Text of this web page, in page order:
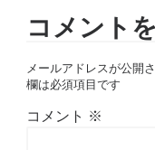
コメント
メールアドレスが公開
欄は必須項目です
コメント ※